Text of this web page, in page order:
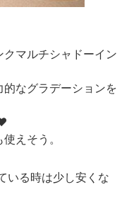
マルチシャドーイン
なグラデーションを
えそう。
いる時は少し安くな